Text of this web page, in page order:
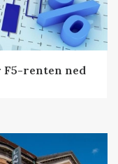
F5-renten ned